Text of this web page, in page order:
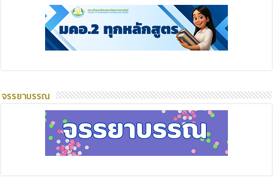
จรรยาบรรณ